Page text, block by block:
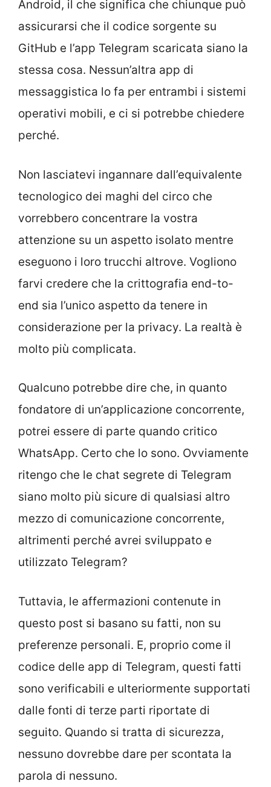
Android, il che significa che chiunque può
assicurarsi che il codice sorgente su
GitHub e l’app Telegram scaricata siano la
stessa cosa. Nessun’altra app di
messaggistica lo fa per entrambi i sistemi
operativi mobili, e ci si potrebbe chiedere
perché.
Non lasciatevi ingannare dall’equivalente
tecnologico dei maghi del circo che
vorrebbero concentrare la vostra
attenzione su un aspetto isolato mentre
eseguono i loro trucchi altrove. Vogliono
farvi credere che la crittografia end-to-
end sia l’unico aspetto da tenere in
considerazione per la privacy. La realtà è
molto più complicata.
Qualcuno potrebbe dire che, in quanto
fondatore di un’applicazione concorrente,
potrei essere di parte quando critico
WhatsApp. Certo che lo sono. Ovviamente
ritengo che le chat segrete di Telegram
siano molto più sicure di qualsiasi altro
mezzo di comunicazione concorrente,
altrimenti perché avrei sviluppato e
utilizzato Telegram?
Tuttavia, le affermazioni contenute in
questo post si basano su fatti, non su
preferenze personali. E, proprio come il
codice delle app di Telegram, questi fatti
sono verificabili e ulteriormente supportati
dalle fonti di terze parti riportate di
seguito. Quando si tratta di sicurezza,
nessuno dovrebbe dare per scontata la
parola di nessuno.